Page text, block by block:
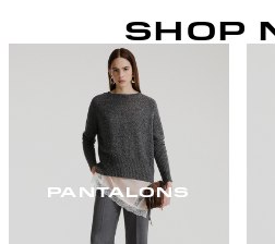
SHOP
PANTALONS